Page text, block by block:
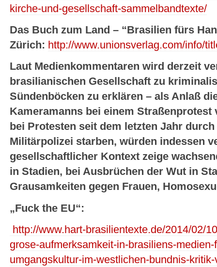
kirche-und-gesellschaft-sammelbandtexte/
Das Buch zum Land – “Brasilien fürs
Zürich: http://www.unionsverlag.com/info/
Laut Medienkommentaren wird derzeit
brasilianischen Gesellschaft zu
Sündenböcken zu erklären – als Anlaß
Kameramanns bei einem Straßenprotest
bei Protesten seit dem letzten Jahr
Militärpolizei starben, würden indessen
gesellschaftlicher Kontext zeige
in Stadien, bei Ausbrüchen der Wut in
Grausamkeiten gegen Frauen,
„Fuck the EU“:
http://www.hart-brasilientexte.de/2014/02/
grose-aufmerksamkeit-in-brasiliens-
umgangskultur-im-westlichen-bundnis-